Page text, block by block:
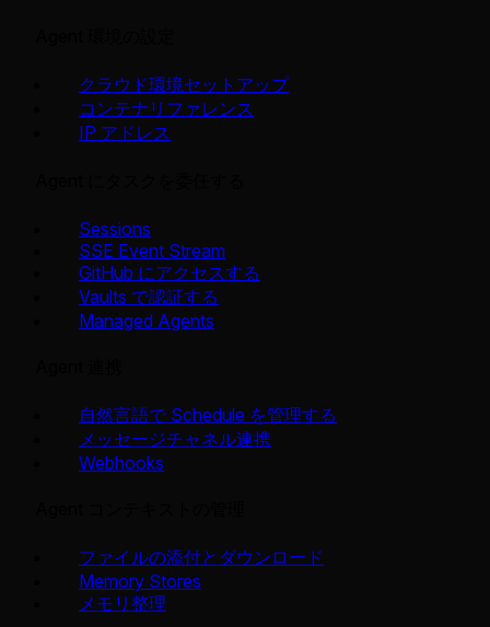
クラウド環境セットアップ
コンテナリファレンス
IP アドレス
Sessions
SSE Event Stream
GitHub にアクセスする
Vaults で認証する
Managed Agents
自然言語で Schedule を管理する
メッセージチャネル連携
Webhooks
ファイルの添付とダウンロード
Memory Stores
メモリ整理